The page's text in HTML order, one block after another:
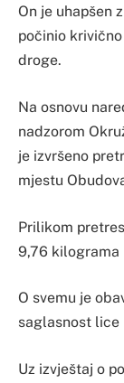
On je uhapšen
počinio
droge.
Na osnovu
nadzorom
je izvršeno
mjestu
Prilikom
9,76 kilograma
O svemu je
saglasnost lice
Uz izvještaj o